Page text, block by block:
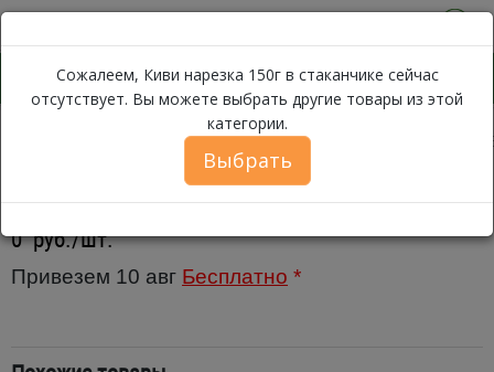
Тропические, южные фрукты Киви
Сожалеем, Киви нарезка 150г в стаканчике сейчас
отсутствует. Вы можете выбрать другие товары из этой
категории.
Выбрать
Киви нарезка 150г в стаканчике
0руб./шт.
Привезем 10 авг Бесплатно *